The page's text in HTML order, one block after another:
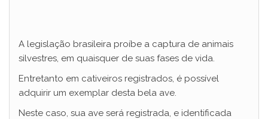
A legislação brasileira proíbe a captura de animais
silvestres, em quaisquer de suas fases de vida.
Entretanto em cativeiros registrados, é possível
adquirir um exemplar desta bela ave.
Neste caso, sua ave será registrada, e identificada